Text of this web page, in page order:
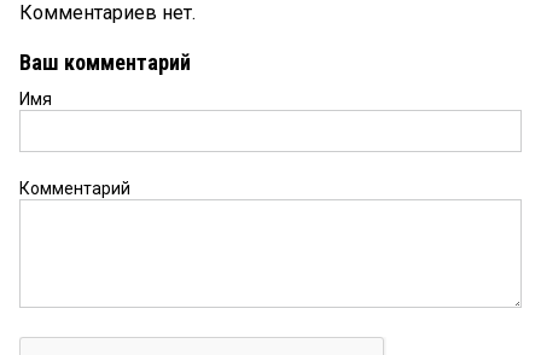
Комментариев нет.
Ваш комментарий
Имя
Комментарий